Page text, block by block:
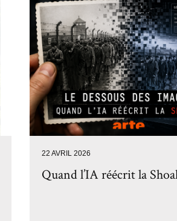
22 AVRIL 2026
Quand l’IA réécrit la